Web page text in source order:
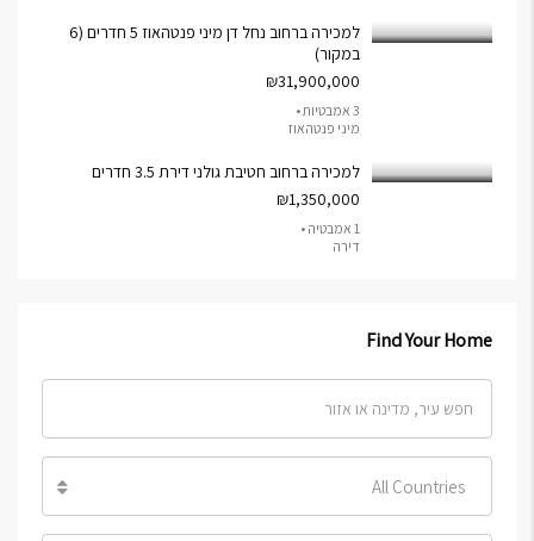
למכירה ברחוב נחל דן מיני פנטהאוז 5 חדרים (6
במקור)
₪31,900,000
3 אמבטיות •
מיני פנטהאוז
למכירה ברחוב חטיבת גולני דירת 3.5 חדרים
₪1,350,000
1 אמבטיה •
דירה
Find Your Home
All Countries